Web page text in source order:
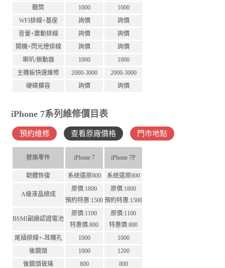
聽筒
1000
1000
WFI排線+基座
詢價
詢價
音量+震動排線
詢價
詢價
開機+閃光燈排線
詢價
詢價
喇叭/振動器
1000
1000
主機板快速維修
2000-3000
2000-3000
硬碟擴容
詢價 詢價
iPhone 7系列維修價目表
預約維修 查看原廠價格 門市地點
替換零件 iPhone 7 iPhone 7P
韌體恢復 系統還原800 系統還原800
A級液晶總成
原價:1800
預約特惠:1500
原價:1800
預約特惠:1500
BSMI副廠認證電池
原價:1100
特惠價:800
原價:1100
特惠價:800
尾插排線+-耳機孔
1000
1000
後鏡頭
1000
1200
後鏡頭玻璃
800
800